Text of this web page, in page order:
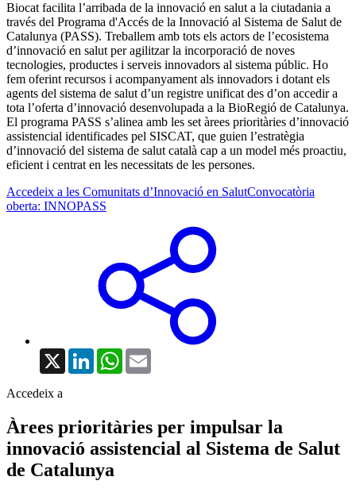
Biocat facilita l’arribada de la innovació en salut a la ciutadania a
través del Programa d'Accés de la Innovació al Sistema de Salut de
Catalunya (PASS). Treballem amb tots els actors de l’ecosistema
d’innovació en salut per agilitzar la incorporació de noves
tecnologies, productes i serveis innovadors al sistema públic. Ho
fem oferint recursos i acompanyament als innovadors i dotant els
agents del sistema de salut d’un registre unificat des d’on accedir a
tota l’oferta d’innovació desenvolupada a la BioRegió de Catalunya.
El programa PASS s’alinea amb les set àrees prioritàries d’innovació
assistencial identificades pel SISCAT, que guien l’estratègia
d’innovació del sistema de salut català cap a un model més proactiu,
eficient i centrat en les necessitats de les persones.
Accedeix a les Comunitats d’Innovació en SalutConvocatòria
oberta: INNOPASS
X LinkedInWhatsApp
Accedeix a
Àrees prioritàries per impulsar la
innovació assistencial al Sistema de Salut
de Catalunya